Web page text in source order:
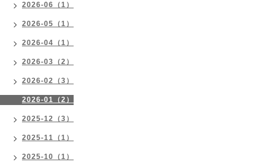
2026-06（1）
2026-05（1）
2026-04（1）
2026-03（2）
2026-02（3）
2026-01（2）
2025-12（3）
2025-11（1）
2025-10（1）